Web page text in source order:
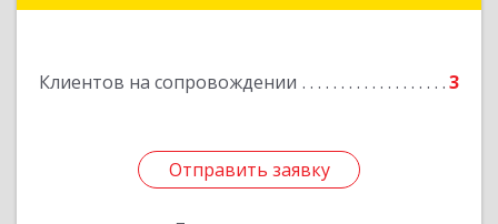
Клиентов на сопровождении 3
Отправить заявку
Подробнее
Отправить заявку